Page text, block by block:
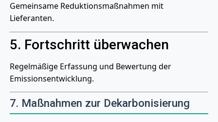
Gemeinsame Reduktionsmaßnahmen mit
Lieferanten.
5. Fortschritt überwachen
Regelmäßige Erfassung und Bewertung der
Emissionsentwicklung.
7. Maßnahmen zur Dekarbonisierung